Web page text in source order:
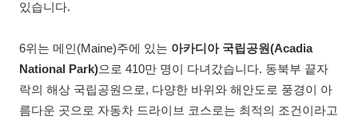
있습니다.
6위는 메인(Maine)주에 있는 아카디아 국립공원(Acadia
National Park)으로 410만 명이 다녀갔습니다. 동북부 끝자
락의 해상 국립공원으로, 다양한 바위와 해안도로 풍경이 아
름다운 곳으로 자동차 드라이브 코스로는 최적의 조건이라고